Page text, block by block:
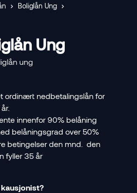
Boliglån Ung
Ung
ung
ordinært nedbetalingslån for
innenfor 90% belåning
belåningsgrad over 50%
betingelser den mnd.  den
fyller 35 år
kausjonist?